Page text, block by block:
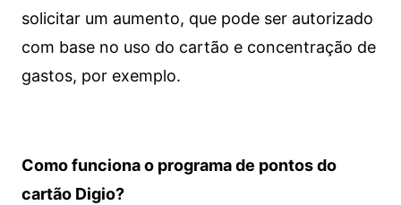
solicitar um aumento, que pode ser autorizado
com base no uso do cartão e concentração de
gastos, por exemplo.
Como funciona o programa de pontos do
cartão Digio?